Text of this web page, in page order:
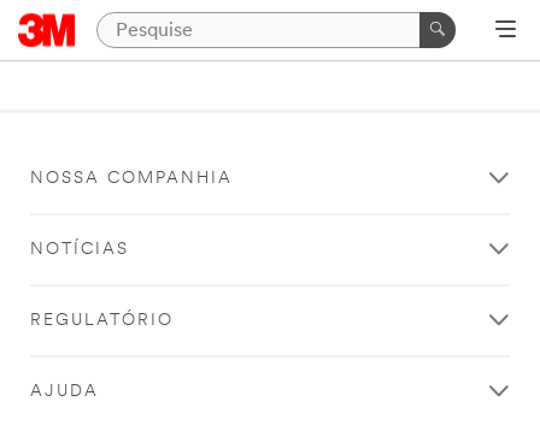
NOSSA COMPANHIA
NOTÍCIAS
REGULATÓRIO
AJUDA